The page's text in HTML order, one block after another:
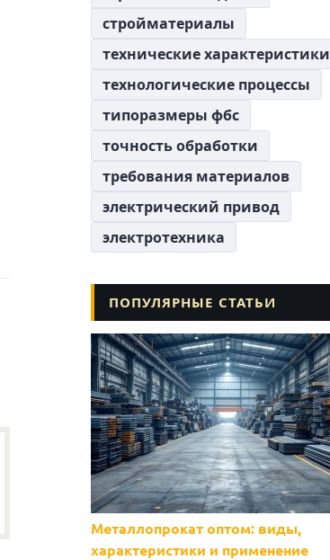
стройматериалы
технические характеристики
технологические процессы
типоразмеры фбс
точность обработки
требования материалов
электрический привод
электротехника
ПОПУЛЯРНЫЕ СТАТЬИ
Металлопрокат оптом: виды,
характеристики и применение